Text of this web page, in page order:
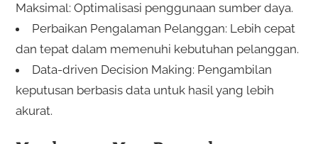
Maksimal: Optimalisasi penggunaan sumber daya.
Perbaikan Pengalaman Pelanggan: Lebih cepat
dan tepat dalam memenuhi kebutuhan pelanggan.
Data-driven Decision Making: Pengambilan
keputusan berbasis data untuk hasil yang lebih
akurat.